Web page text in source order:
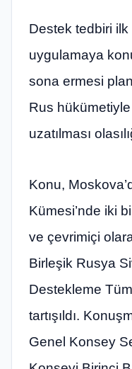
Destek tedbiri ilk
uygulamaya
sona ermesi
Rus hükümetiyle
uzatılması
Konu,
Kümesi’nde iki
ve çevrimiçi
Birleşik Rusya
Destekleme
tartışıldı.
Genel Konsey